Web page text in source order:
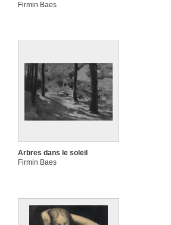
Firmin Baes
Arbres dans le soleil
Firmin Baes